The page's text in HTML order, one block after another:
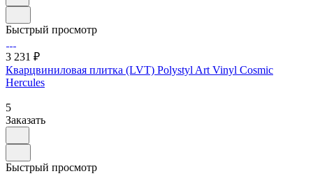
Быстрый просмотр
3 231 ₽
Кварцвиниловая плитка (LVT) Polystyl Art Vinyl Cosmic
Hercules
5
Заказать
Быстрый просмотр